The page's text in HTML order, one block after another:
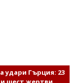
удари Гърция: 23